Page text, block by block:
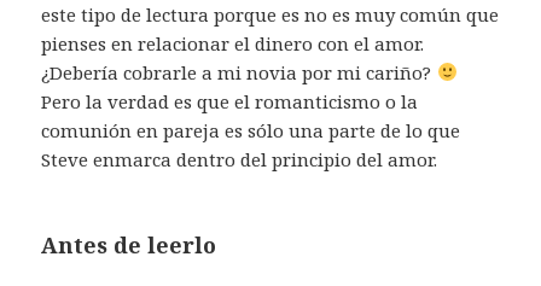
este tipo de lectura porque es no es muy común que
pienses en relacionar el dinero con el amor.
¿Debería cobrarle a mi novia por mi cariño?
Pero la verdad es que el romanticismo o la
comunión en pareja es sólo una parte de lo que
Steve enmarca dentro del principio del amor.
Antes de leerlo